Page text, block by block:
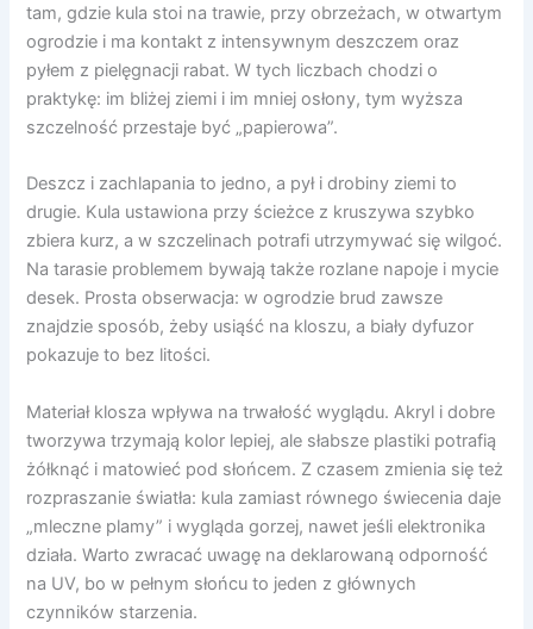
tam, gdzie kula stoi na trawie, przy obrzeżach, w otwartym
ogrodzie i ma kontakt z intensywnym deszczem oraz
pyłem z pielęgnacji rabat. W tych liczbach chodzi o
praktykę: im bliżej ziemi i im mniej osłony, tym wyższa
szczelność przestaje być „papierowa”.
Deszcz i zachlapania to jedno, a pył i drobiny ziemi to
drugie. Kula ustawiona przy ścieżce z kruszywa szybko
zbiera kurz, a w szczelinach potrafi utrzymywać się wilgoć.
Na tarasie problemem bywają także rozlane napoje i mycie
desek. Prosta obserwacja: w ogrodzie brud zawsze
znajdzie sposób, żeby usiąść na kloszu, a biały dyfuzor
pokazuje to bez litości.
Materiał klosza wpływa na trwałość wyglądu. Akryl i dobre
tworzywa trzymają kolor lepiej, ale słabsze plastiki potrafią
żółknąć i matowieć pod słońcem. Z czasem zmienia się też
rozpraszanie światła: kula zamiast równego świecenia daje
„mleczne plamy” i wygląda gorzej, nawet jeśli elektronika
działa. Warto zwracać uwagę na deklarowaną odporność
na UV, bo w pełnym słońcu to jeden z głównych
czynników starzenia.